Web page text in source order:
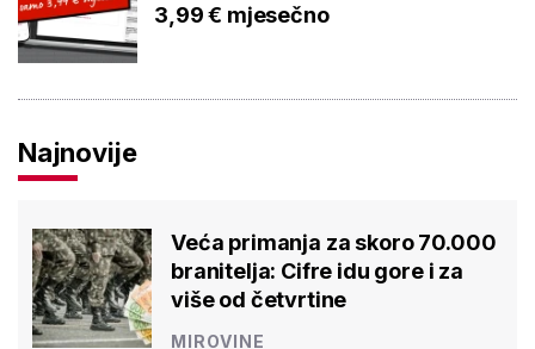
3,99 € mjesečno
Najnovije
Veća primanja za skoro 70.000
branitelja: Cifre idu gore i za
više od četvrtine
MIROVINE